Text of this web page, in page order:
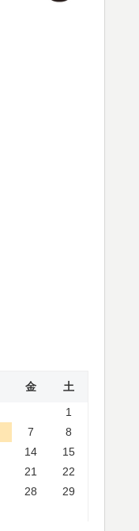
金
土
1
7
8
14
15
21
22
28
29